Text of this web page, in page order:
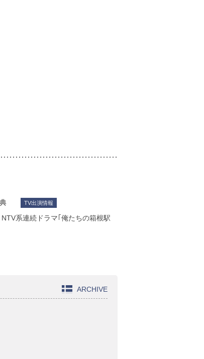
TV出演情報
系連続ドラマ｢俺たちの箱根駅
ARCHIVE